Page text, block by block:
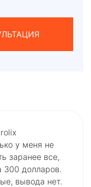
у меня не
заранее все,
300 долларов.
вывода нет.